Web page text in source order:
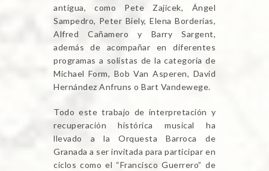
antigua, como Pete Zajicek, Ángel
Sampedro, Peter Biely, Elena Borderías,
Alfred Cañamero y Barry Sargent,
además de acompañar en diferentes
programas a solistas de la categoría de
Michael Form, Bob Van Asperen, David
Hernández Anfruns o Bart Vandewege.
Todo este trabajo de interpretación y
recuperación histórica musical ha
llevado a la Orquesta Barroca de
Granada a ser invitada para participar en
ciclos como el “Francisco Guerrero” de